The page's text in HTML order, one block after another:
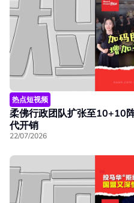
热点短视频
柔佛行政团队扩张至10+10
代开销
22/07/2026